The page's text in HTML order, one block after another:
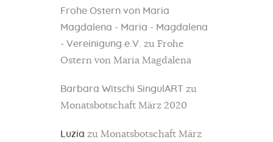
Frohe Ostern von Maria
Magdalena - Maria - Magdalena
- Vereinigung e.V. zu Frohe
Ostern von Maria Magdalena
Barbara Witschi SingulART zu
Monatsbotschaft März 2020
Luzia zu Monatsbotschaft März